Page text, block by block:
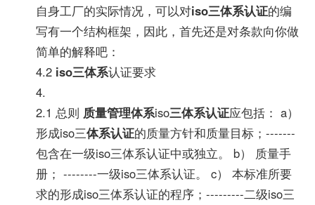
自身工厂的实际情况，可以对iso三体系认证的编
写有一个结构框架，因此，首先还是对条款向你做
简单的解释吧：
4.2 iso三体系认证要求
4.
2.1 总则 质量管理体系iso三体系认证应包括： a）
形成iso三体系认证的质量方针和质量目标；-------
包含在一级iso三体系认证中或独立。 b） 质量手
册； --------一级iso三体系认证。 c） 本标准所要
求的形成iso三体系认证的程序；---------二级iso三